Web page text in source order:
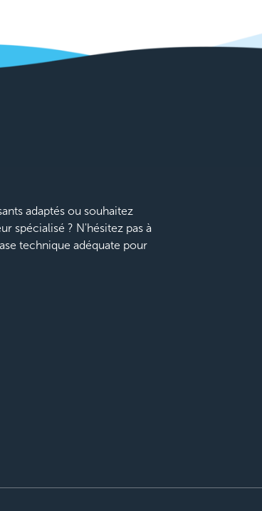
adaptés ou souhaitez
spécialisé ? N'hésitez pas à
technique adéquate pour